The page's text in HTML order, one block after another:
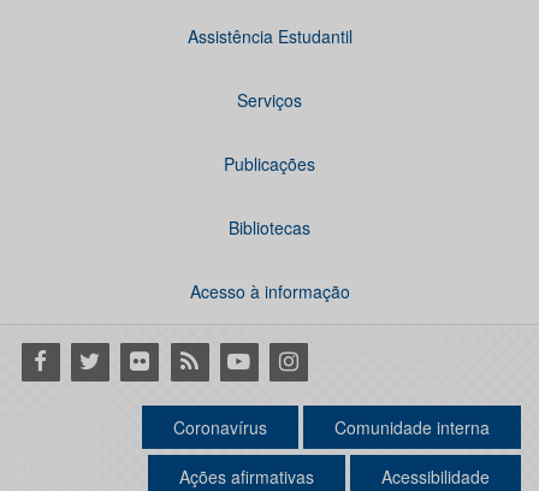
Assistência Estudantil
Serviços
Publicações
Bibliotecas
Acesso à informação
Facebook
Twitter Flickr RSS YoutubeInstagram
Coronavírus Comunidade interna
Ações afirmativas Acessibilidade